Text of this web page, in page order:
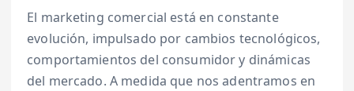
El marketing comercial está en constante
evolución, impulsado por cambios tecnológicos,
comportamientos del consumidor y dinámicas
del mercado. A medida que nos adentramos en